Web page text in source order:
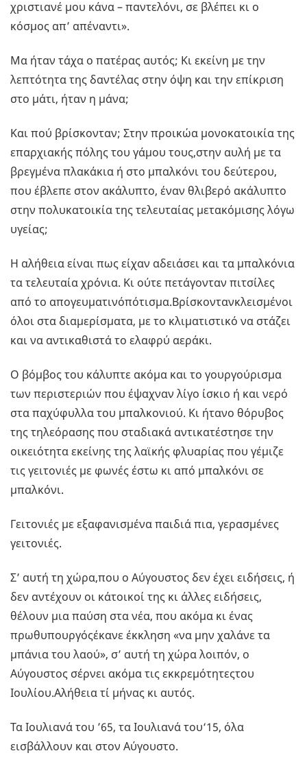
χριστιανέ μου κάνα – παντελόνι, σε βλέπει κι ο
κόσμος απ’ απέναντι».
Μα ήταν τάχα ο πατέρας αυτός; Κι εκείνη με την
λεπτότητα της δαντέλας στην όψη και την επίκριση
στο μάτι, ήταν η μάνα;
Και πού βρίσκονταν; Στην προικώα μονοκατοικία της
επαρχιακής πόλης του γάμου τους,στην αυλή με τα
βρεγμένα πλακάκια ή στο μπαλκόνι του δεύτερου,
που έβλεπε στον ακάλυπτο, έναν θλιβερό ακάλυπτο
στην πολυκατοικία της τελευταίας μετακόμισης λόγω
υγείας;
Η αλήθεια είναι πως είχαν αδειάσει και τα μπαλκόνια
τα τελευταία χρόνια. Κι ούτε πετάγονταν πιτσίλες
από το απογευματινόπότισμα.Βρίσκοντανκλεισμένοι
όλοι στα διαμερίσματα, με το κλιματιστικό να στάζει
και να αντικαθιστά το ελαφρύ αεράκι.
Ο βόμβος του κάλυπτε ακόμα και το γουργούρισμα
των περιστεριών που έψαχναν λίγο ίσκιο ή και νερό
στα παχύφυλλα του μπαλκονιού. Κι ήτανο θόρυβος
της τηλεόρασης που σταδιακά αντικατέστησε την
οικειότητα εκείνης της λαϊκής φλυαρίας που γέμιζε
τις γειτονιές με φωνές έστω κι από μπαλκόνι σε
μπαλκόνι.
Γειτονιές με εξαφανισμένα παιδιά πια, γερασμένες
γειτονιές.
Σ’ αυτή τη χώρα,που ο Αύγουστος δεν έχει ειδήσεις, ή
δεν αντέχουν οι κάτοικοί της κι άλλες ειδήσεις,
θέλουν μια παύση στα νέα, που ακόμα κι ένας
πρωθυπουργόςέκανε έκκληση «να μην χαλάνε τα
μπάνια του λαού», σ’ αυτή τη χώρα λοιπόν, ο
Αύγουστος σέρνει ακόμα τις εκκρεμότητεςτου
Ιουλίου.Αλήθεια τί μήνας κι αυτός.
Τα Ιουλιανά του ’65, τα Ιουλιανά του‘15, όλα
εισβάλλουν και στον Αύγουστο.